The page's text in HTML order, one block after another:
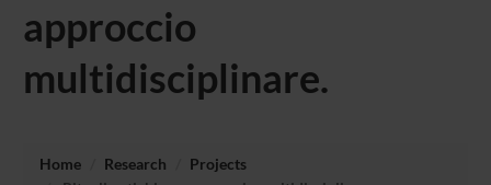
approccio
multidisciplinare.
Home Research
Projects